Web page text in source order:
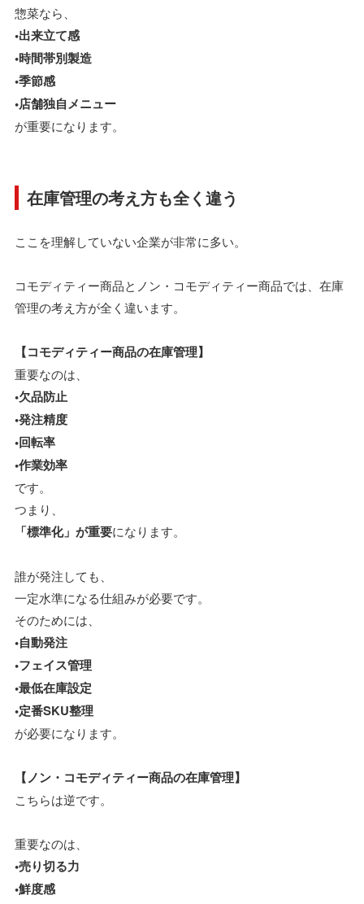
惣菜なら、
•出来立て感
•時間帯別製造
•季節感
•店舗独自メニュー
が重要になります。
在庫管理の考え方も全く違う
ここを理解していない企業が非常に多い。
コモディティー商品とノン・コモディティー商品では、在庫
管理の考え方が全く違います。
【コモディティー商品の在庫管理】
重要なのは、
•欠品防止
•発注精度
•回転率
•作業効率
です。
つまり、
「標準化」が重要になります。
誰が発注しても、
一定水準になる仕組みが必要です。
そのためには、
•自動発注
•フェイス管理
•最低在庫設定
•定番SKU整理
が必要になります。
【ノン・コモディティー商品の在庫管理】
こちらは逆です。
重要なのは、
•売り切る力
•鮮度感